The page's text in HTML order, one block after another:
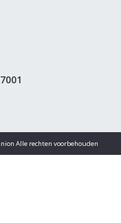
Alle rechten voorbehouden